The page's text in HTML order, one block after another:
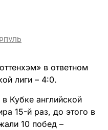
в ответном
лиги – 4:0.
Кубке английской
15-й раз, до этого в
10 побед –